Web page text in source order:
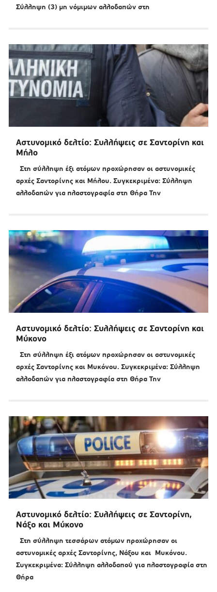
Σύλληψη (3) μη νόμιμων αλλοδαπών στη
Αστυνομικό δελτίο: Συλλήψεις σε Σαντορίνη και
Μήλο
Στη σύλληψη έξι ατόμων προχώρησαν οι αστυνομικές
αρχές Σαντορίνης και Μήλου. Συγκεκριμένα: Σύλληψη
αλλοδαπών για πλαστογραφία στη Θήρα Την
Αστυνομικό δελτίο: Συλλήψεις σε Σαντορίνη και
Μύκονο
Στη σύλληψη έξι ατόμων προχώρησαν οι αστυνομικές
αρχές Σαντορίνης και Μυκόνου. Συγκεκριμένα: Σύλληψη
αλλοδαπών για πλαστογραφία στη Θήρα Την
Αστυνομικό δελτίο: Συλλήψεις σε Σαντορίνη,
Νάξο και Μύκονο
Στη σύλληψη τεσσάρων ατόμων προχώρησαν οι
αστυνομικές αρχές Σαντορίνης, Νάξου και Μυκόνου.
Συγκεκριμένα: Σύλληψη αλλοδαπού για πλαστογραφία στη
Θήρα